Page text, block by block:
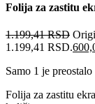
Folija za zastitu
1.199,41RSD
1.199,41 RSD.
Samo 1 je
Folija za zastitu